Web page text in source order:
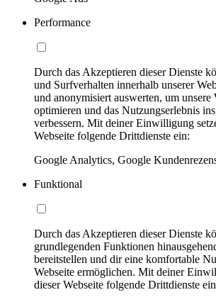
Performance
Durch das Akzeptieren dieser Dienste
und Surfverhalten innerhalb unserer
und anonymisiert auswerten, um unsere
optimieren und das Nutzungserlebnis
verbessern. Mit deiner Einwilligung
Webseite folgende Drittdienste ein:
Google Analytics, Google
Funktional
Durch das Akzeptieren dieser Dienste
grundlegenden Funktionen
bereitstellen und dir eine komfortable
Webseite ermöglichen. Mit deiner
dieser Webseite folgende Drittdienste